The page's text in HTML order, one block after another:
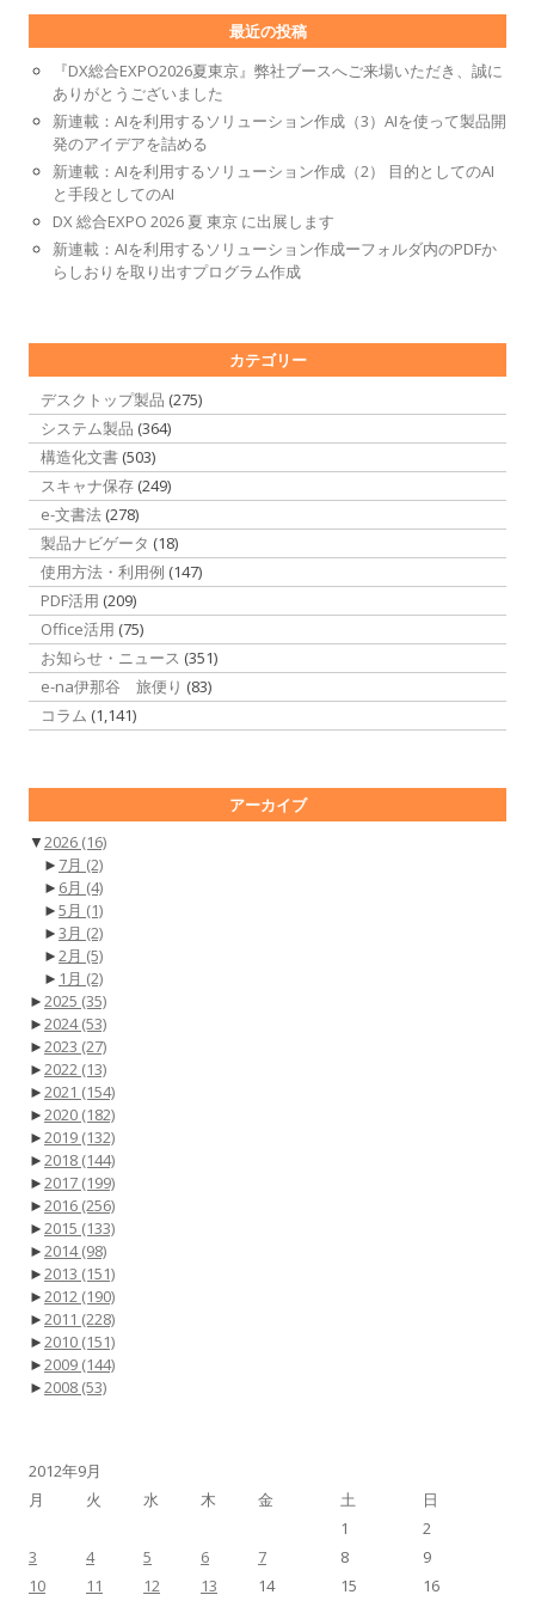
最近の投稿
『DX総合EXPO2026夏東京』弊社ブースへご来場いただき、誠に
ありがとうございました
新連載：AIを利用するソリューション作成（3）AIを使って製品開
発のアイデアを詰める
新連載：AIを利用するソリューション作成（2） 目的としてのAI
と手段としてのAI
DX 総合EXPO 2026 夏 東京 に出展します
新連載：AIを利用するソリューション作成ーフォルダ内のPDFか
らしおりを取り出すプログラム作成
カテゴリー
デスクトップ製品 (275)
システム製品 (364)
構造化文書 (503)
スキャナ保存 (249)
e-文書法 (278)
製品ナビゲータ (18)
使用方法・利用例 (147)
PDF活用 (209)
Office活用 (75)
お知らせ・ニュース (351)
e-na伊那谷 旅便り (83)
コラム (1,141)
アーカイブ
▼2026 (16)
► 7月 (2)
► 6月 (4)
►5月 (1)
►3月 (2)
►2月 (5)
► 1月 (2)
►2025 (35)
►2024(53)
►2023 (27)
►2022 (13)
►2021 (154)
►2020 (182)
►2019 (132)
►2018 (144)
►2017 (199)
►2016 (256)
►2015 (133)
►2014(98)
►2013 (151)
►2012 (190)
►2011 (228)
►2010 (151)
►2009 (144)
►2008 (53)
2012年9月
月
火 水 木 金 土
日
1
2
3
4 5 6 7 8
9
10
11 12 13 14 15
16